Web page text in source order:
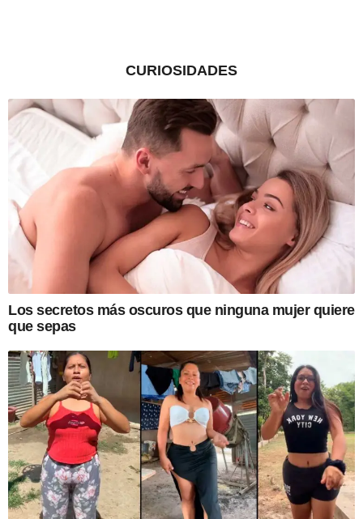
CURIOSIDADES
Los secretos más oscuros que ninguna mujer quiere
que sepas